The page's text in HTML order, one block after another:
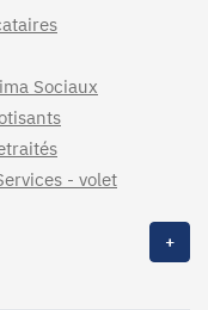
Sociaux
- volet
+